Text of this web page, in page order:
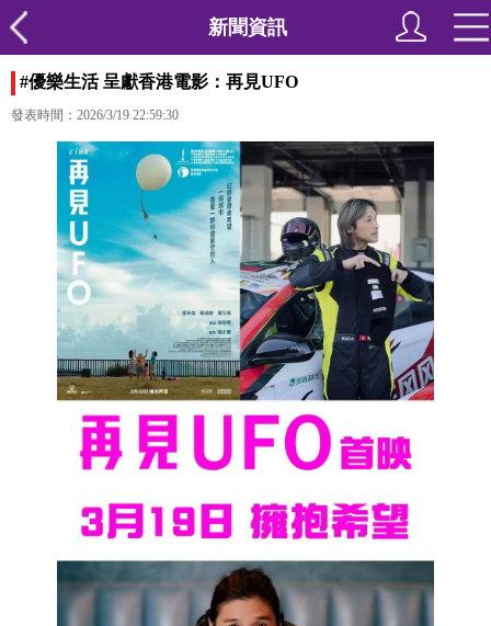
新聞資訊
#優樂生活 呈獻香港電影：再見UFO
發表時間：2026/3/19 22:59:30